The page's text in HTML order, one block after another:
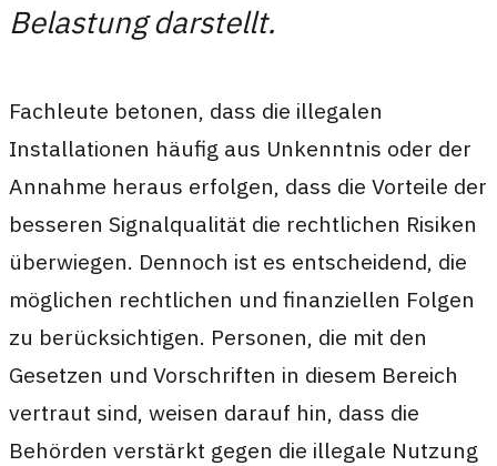
Belastung darstellt.
Fachleute betonen, dass die illegalen
Installationen häufig aus Unkenntnis oder der
Annahme heraus erfolgen, dass die Vorteile der
besseren Signalqualität die rechtlichen Risiken
überwiegen. Dennoch ist es entscheidend, die
möglichen rechtlichen und finanziellen Folgen
zu berücksichtigen. Personen, die mit den
Gesetzen und Vorschriften in diesem Bereich
vertraut sind, weisen darauf hin, dass die
Behörden verstärkt gegen die illegale Nutzung